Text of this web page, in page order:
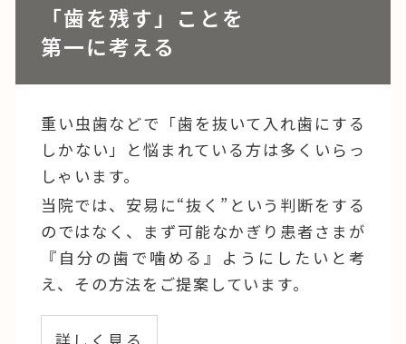
「歯を残す」ことを
第一に考える
重い虫歯などで「歯を抜いて入れ歯にする
しかない」と悩まれている方は多くいらっ
しゃいます。
当院では、安易に“抜く”という判断をする
のではなく、まず可能なかぎり患者さまが
『自分の歯で噛める』ようにしたいと考
え、その方法をご提案しています。